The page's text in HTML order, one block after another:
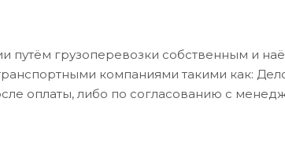
путём грузоперевозки собственным и
компаниями такими как:
оплаты, либо по согласованию с